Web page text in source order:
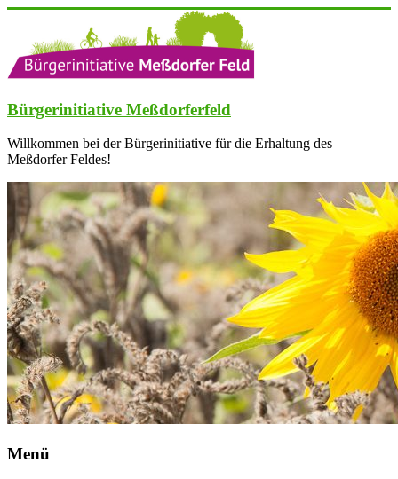
springen
Bürgerinitiative Meßdorferfeld
Willkommen bei der Bürgerinitiative für die Erhaltung des
Meßdorfer Feldes!
Menü